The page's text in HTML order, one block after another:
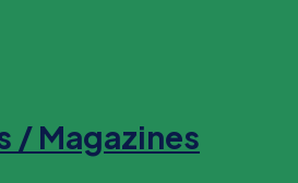
/ Magazines